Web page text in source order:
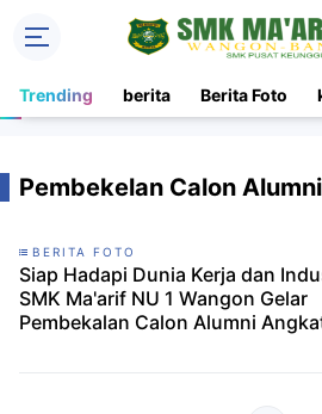
Trending berita Berita Foto
Pembekelan Calon Alumni
BERITA FOTO
Siap Hadapi Dunia Kerja dan
SMK Ma'arif NU 1 Wangon Gelar
Pembekalan Calon Alumni